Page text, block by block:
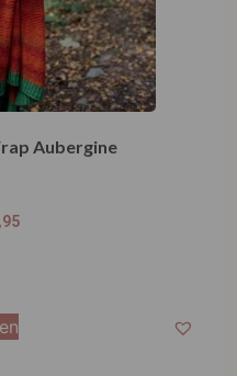
Aubergine